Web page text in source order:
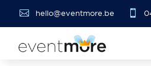
 hello@eventmore.be 